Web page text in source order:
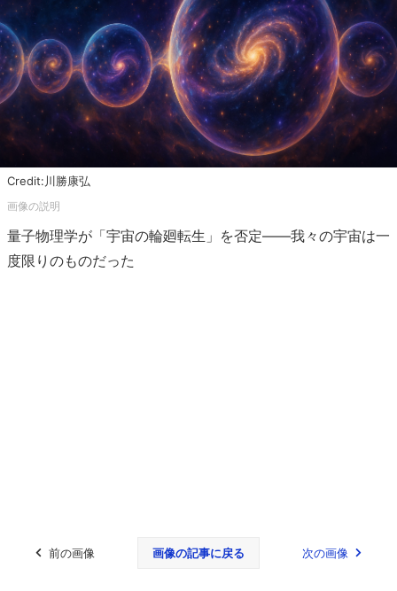
Credit:川勝康弘
量子物理学が「宇宙の輪廻転生」を否定――我々の宇宙は一
度限りのものだった
前の画像 画像の記事に戻る 次の画像